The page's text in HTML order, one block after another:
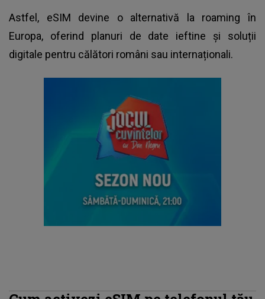
Astfel, eSIM devine o alternativă la roaming în
Europa, oferind planuri de date ieftine și soluții
digitale pentru călători români sau internaționali.